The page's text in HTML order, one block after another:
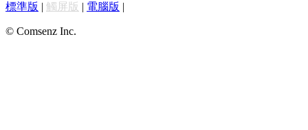
標準版 | 觸屏版 | 電腦版 |
© Comsenz Inc.